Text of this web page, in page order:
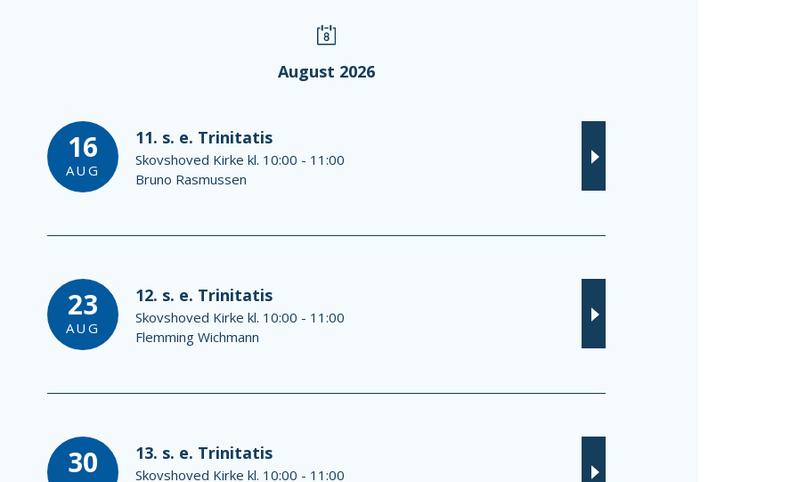
August 2026
16
AUG
11. s. e. Trinitatis
Skovshoved Kirke kl. 10:00 - 11:00
Bruno Rasmussen
23
AUG
12. s. e. Trinitatis
Skovshoved Kirke kl. 10:00 - 11:00
Flemming Wichmann
30 13. s. e. Trinitatis
Skovshoved Kirke kl. 10:00 - 11:00